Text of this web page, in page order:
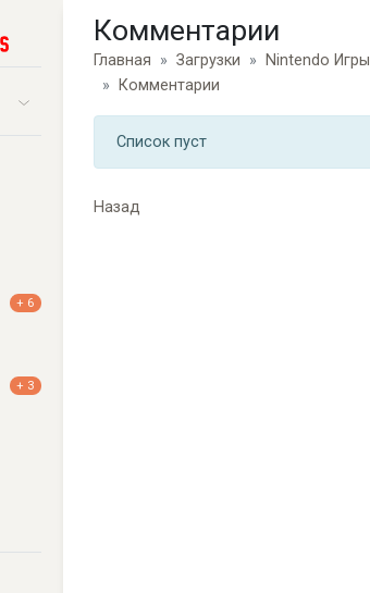
+ 6
+ 3
Комментарии
Главная Загрузки Nintendo Игры
Комментарии
Список пуст
Назад